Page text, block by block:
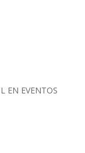
EN EVENTOS